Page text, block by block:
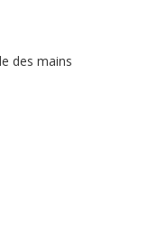
des mains